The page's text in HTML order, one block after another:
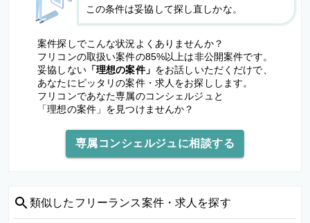
この条件は妥協して探し直しかな。
案件探しでこんな状況よくありませんか？
フリコンの取扱い案件の85%以上は非公開案件です。
妥協しない「理想の案件」 をお話しいただくだけで、
あなたにピッタリの案件・求人をお探しします。
フリコンであなた専属のコンシェルジュと
「理想の案件」を見つけませんか？
専属コンシェルジュに相談する
類似した フリーランス案件・求人を探す